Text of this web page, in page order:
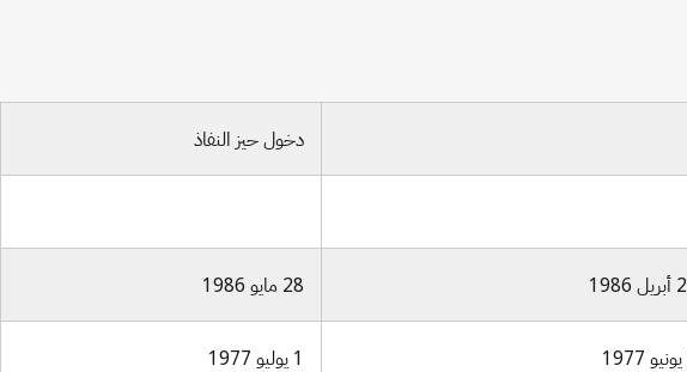
دخول حيز النفاذ
28 مايو 1986
1 يوليو 1977